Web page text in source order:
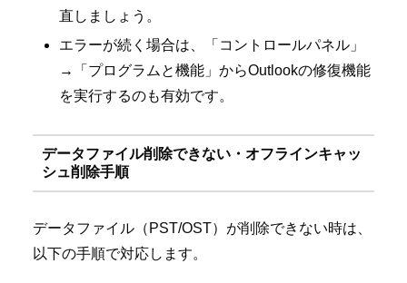
直しましょう。
エラーが続く場合は、「コントロールパネル」
→「プログラムと機能」からOutlookの修復機能
を実行するのも有効です。
データファイル削除できない・オフラインキャッ
シュ削除手順
データファイル（PST/OST）が削除できない時は、
以下の手順で対応します。